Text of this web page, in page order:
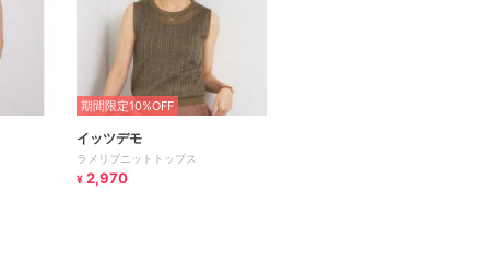
期間限定10%OFF
イッツデモ
ラメリブニットトップス
¥ 2,970